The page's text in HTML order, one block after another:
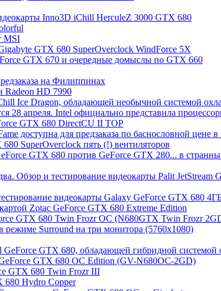
Inno3D iChill HerculeZ 3000 GTX 680
MSI
GTX 680 SuperOverclock WindForce 5X
GTX 670 и очередные домыслы по GTX 660
на Филиппинах
Radeon HD 7990
Ice Dragon, обладающей необычной системой
28 апреля. Intel официально представила
GTX 680 DirectCU II TOP
доступна для предзаказа по баснословной цене
SuperOverclock пять (!) вентиляторов
GTX 680 против GeForce GTX 280... в
Обзор и тестирование видеокарты Palit JetStream
видеокарты Galaxy GeForce GTX 680
Zotac GeForce GTX 680 Extreme Edition
GTX 680 Twin Frozr OC (N680GTX Twin Frozr
Surround на три монитора (5760х1080)
GTX 680, обладающей гибридной системой
GTX 680 OC Edition (GV-N680OC-2GD)
GTX 680 Twin Frozr III
680 Hydro Copper